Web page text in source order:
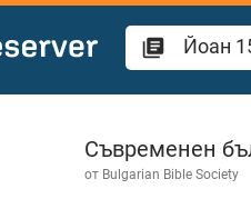
Йоан 15
Съвременен
от Bulgarian Bible Society